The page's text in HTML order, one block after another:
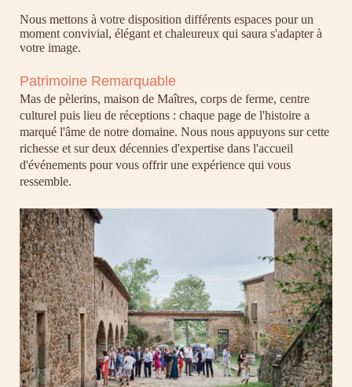
Nous mettons à votre disposition différents espaces pour un
moment convivial, élégant et chaleureux qui saura s'adapter à
votre image.
Patrimoine Remarquable
Mas de pèlerins, maison de Maîtres, corps de ferme, centre
culturel puis lieu de réceptions : chaque page de l'histoire a
marqué l'âme de notre domaine. Nous nous appuyons sur cette
richesse et sur deux décennies d'expertise dans l'accueil
d'événements pour vous offrir une expérience qui vous
ressemble.